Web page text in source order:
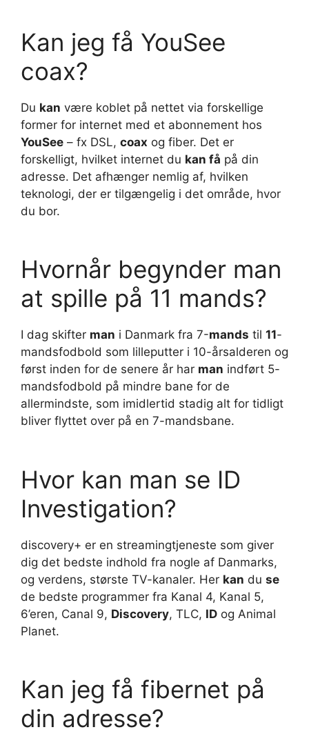
Kan jeg få YouSee
coax?
Du kan være koblet på nettet via forskellige
former for internet med et abonnement hos
YouSee – fx DSL, coax og fiber. Det er
forskelligt, hvilket internet du kan få på din
adresse. Det afhænger nemlig af, hvilken
teknologi, der er tilgængelig i det område, hvor
du bor.
Hvornår begynder man
at spille på 11 mands?
I dag skifter man i Danmark fra 7-mands til 11-
mandsfodbold som lilleputter i 10-årsalderen og
først inden for de senere år har man indført 5-
mandsfodbold på mindre bane for de
allermindste, som imidlertid stadig alt for tidligt
bliver flyttet over på en 7-mandsbane.
Hvor kan man se ID
Investigation?
discovery+ er en streamingtjeneste som giver
dig det bedste indhold fra nogle af Danmarks,
og verdens, største TV-kanaler. Her kan du se
de bedste programmer fra Kanal 4, Kanal 5,
6’eren, Canal 9, Discovery, TLC, ID og Animal
Planet.
Kan jeg få fibernet på
din adresse?